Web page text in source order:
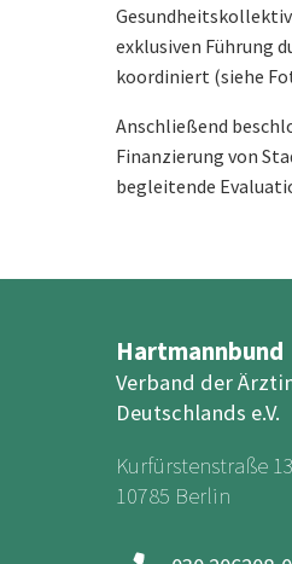
exklusiven Führung
koordiniert (siehe
Anschließend
Finanzierung von
begleitende
Hartmannbund
Verband der
Deutschlands e.V.
Kurfürstenstraße
10785 Berlin